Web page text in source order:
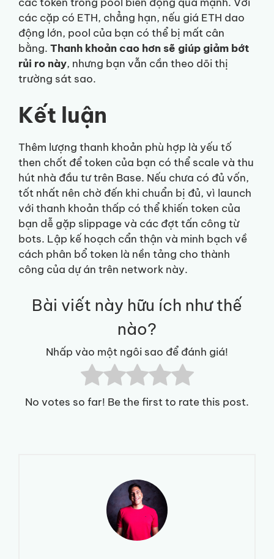
các cặp có ETH, chẳng hạn, nếu giá ETH dao
động lớn, pool của bạn có thể bị mất cân
bằng. Thanh khoản cao hơn sẽ giúp giảm bớt
rủi ro này, nhưng bạn vẫn cần theo dõi thị
trường sát sao.
Kết luận
Thêm lượng thanh khoản phù hợp là yếu tố
then chốt để token của bạn có thể scale và thu
hút nhà đầu tư trên Base. Nếu chưa có đủ vốn,
tốt nhất nên chờ đến khi chuẩn bị đủ, vì launch
với thanh khoản thấp có thể khiến token của
bạn dễ gặp slippage và các đợt tấn công từ
bots. Lập kế hoạch cẩn thận và minh bạch về
cách phân bổ token là nền tảng cho thành
công của dự án trên network này.
Bài viết này hữu ích như thế
nào?
Nhấp vào một ngôi sao để đánh giá!
No votes so far! Be the first to rate this post.